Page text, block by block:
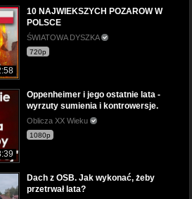
10 NAJWIEKSZYCH POZAROW W
POLSCE
ŚWIATOWA DYSZKA
720p
Oppenheimer i jego ostatnie lata -
wyrzuty sumienia i kontrowersje.
Oblicza XX Wieku
1080p
Dach z OSB. Jak wykonać, żeby
przetrwał lata?